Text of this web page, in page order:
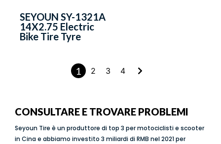
SEYOUN SY-1321A
14X2.75 Electric
Bike Tire Tyre
1 2 3 4
CONSULTARE E TROVARE PROBLEMI
Seyoun Tire è un produttore di top 3 per motociclisti e scooter
in Cina e abbiamo investito 3 miliardi di RMB nel 2021 per